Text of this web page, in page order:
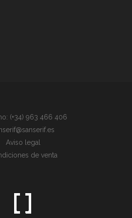
(+34) 963 466 406
Aviso legal
de venta